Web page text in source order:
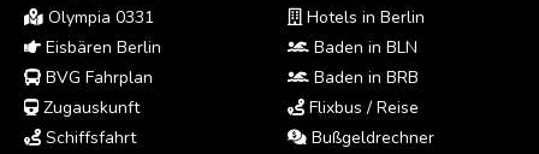
Olympia 0331
Eisbären Berlin
BVG Fahrplan
Zugauskunft
Schiffsfahrt
Hotels in Berlin
Baden in BLN
Baden in BRB
Flixbus / Reise
Bußgeldrechner